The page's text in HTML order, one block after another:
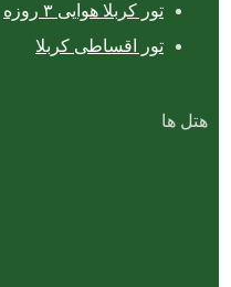
تور کربلا هوایی ۳ روزه
تور اقساطی کربلا
هتل ها